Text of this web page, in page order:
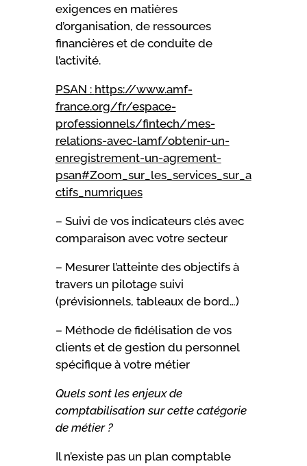
exigences en matières
d’organisation, de ressources
financières et de conduite de
l’activité.
PSAN : https://www.amf-
france.org/fr/espace-
professionnels/fintech/mes-
relations-avec-lamf/obtenir-un-
enregistrement-un-agrement-
psan#Zoom_sur_les_services_sur_a
ctifs_numriques
– Suivi de vos indicateurs clés avec
comparaison avec votre secteur
– Mesurer l’atteinte des objectifs à
travers un pilotage suivi
(prévisionnels, tableaux de bord…)
– Méthode de fidélisation de vos
clients et de gestion du personnel
spécifique à votre métier
Quels sont les enjeux de
comptabilisation sur cette catégorie
de métier ?
Il n’existe pas un plan comptable